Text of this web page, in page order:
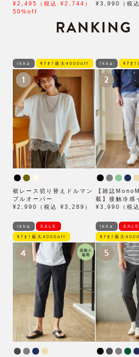
パードパンツ
¥2,495（税込 ¥2,744）
50%off
¥3,990（税
RANKING
ikka ﾓｱｵﾌ最大4000off
1
裾レース切り替えドルマン
プルオーバー
¥2,990（税込 ¥3,289）
ikka ﾓｱｵﾌ
2
【雑誌
載】接触冷感
ケット
¥3,990（税
ikka SALE
ﾓｱｵﾌ最大4000off
4
ikka SALE
ﾓｱｵﾌ最大
5